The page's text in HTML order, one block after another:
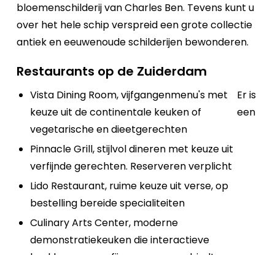
bloemenschilderij van Charles Ben. Tevens kunt u
over het hele schip verspreid een grote collectie
antiek en eeuwenoude schilderijen bewonderen.
Restaurants op de Zuiderdam
Vista Dining Room, vijfgangenmenu's met
keuze uit de continentale keuken of
vegetarische en dieetgerechten
Pinnacle Grill, stijlvol dineren met keuze uit
verfijnde gerechten. Reserveren verplicht
Lido Restaurant, ruime keuze uit verse, op
bestelling bereide specialiteiten
Culinary Arts Center, moderne
demonstratiekeuken die interactieve
Er is
een